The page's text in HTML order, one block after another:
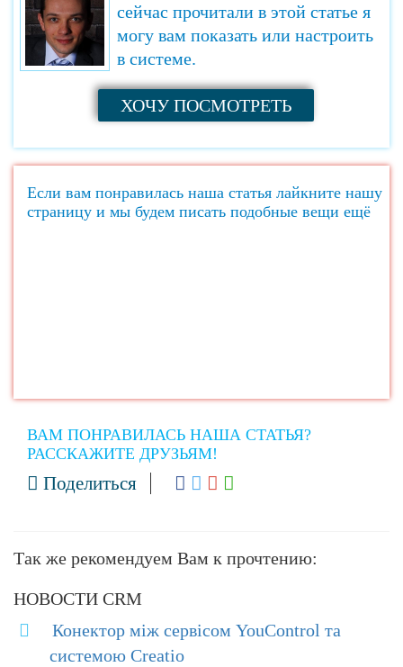
сейчас прочитали в этой статье я
могу вам показать или настроить
в системе.
ХОЧУ ПОСМОТРЕТЬ
Если вам понравилась наша статья лайкните нашу
страницу и мы будем писать подобные вещи ещё
ВАМ ПОНРАВИЛАСЬ НАША СТАТЬЯ?
РАССКАЖИТЕ ДРУЗЬЯМ!
Поделиться
Так же рекомендуем Вам к прочтению:
НОВОСТИ CRM
Конектор між сервісом YouControl та
системою Creatio